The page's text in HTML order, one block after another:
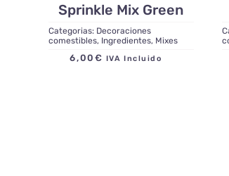
Sprinkle Mix Green
Categorias: Decoraciones
comestibles, Ingredientes, Mixes
6,00 € IVA Incluido